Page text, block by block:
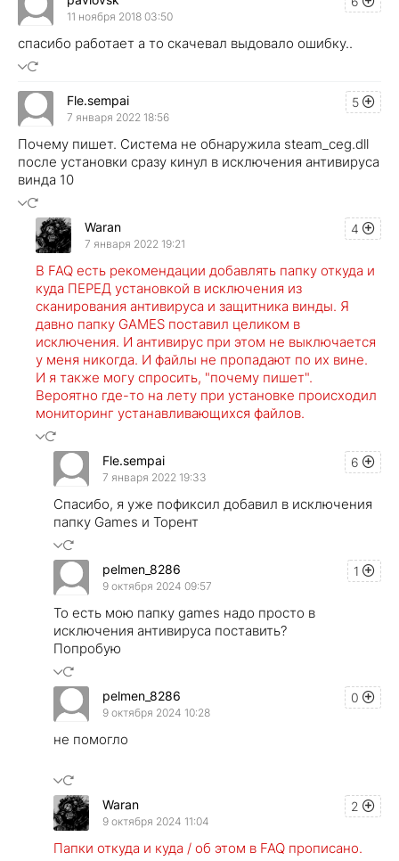
11 ноября 2018 03:50
спасибо работает а то скачевал выдовало ошибку..
5
Fle.sempai
7 января 2022 18:56
Почему пишет. Система не обнаружила steam_ceg.dll
после установки сразу кинул в исключения антивируса
винда 10
4
Waran
7 января 2022 19:21
В FAQ есть рекомендации добавлять папку откуда и
куда ПЕРЕД установкой в исключения из
сканирования антивируса и защитника винды. Я
давно папку GAMES поставил целиком в
исключения. И антивирус при этом не выключается
у меня никогда. И файлы не пропадают по их вине.
И я также могу спросить, "почему пишет".
Вероятно где-то на лету при установке происходил
мониторинг устанавливающихся файлов.
6
Fle.sempai
7 января 2022 19:33
Спасибо, я уже пофиксил добавил в исключения
папку Games и Торент
1
pelmen_8286
9 октября 2024 09:57
То есть мою папку games надо просто в
исключения антивируса поставить?
Попробую
0
pelmen_8286
9 октября 2024 10:28
не помогло
2
Waran
9 октября 2024 11:04
Папки откуда и куда / об этом в FAQ прописано.